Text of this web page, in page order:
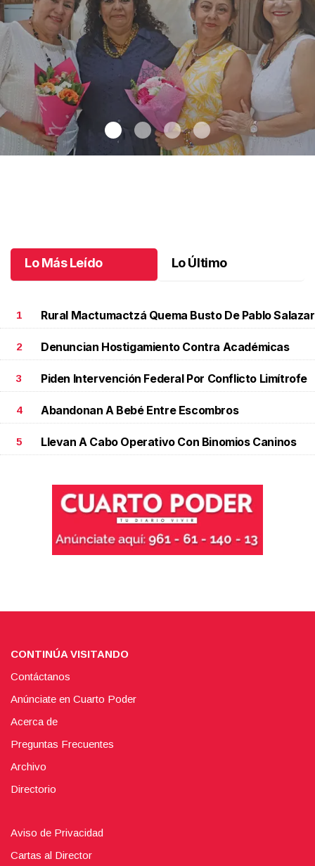
Lo Más Leído Lo Último
1 Rural Mactumactzá Quema Busto De Pablo Salazar
2 Denuncian Hostigamiento Contra Académicas
3 Piden Intervención Federal Por Conflicto Limítrofe
4 Abandonan A Bebé Entre Escombros
5 Llevan A Cabo Operativo Con Binomios Caninos
CONTINÚA VISITANDO
Contáctanos
Anúnciate en Cuarto Poder
Acerca de
Preguntas Frecuentes
Archivo
Directorio
Aviso de Privacidad
Cartas al Director